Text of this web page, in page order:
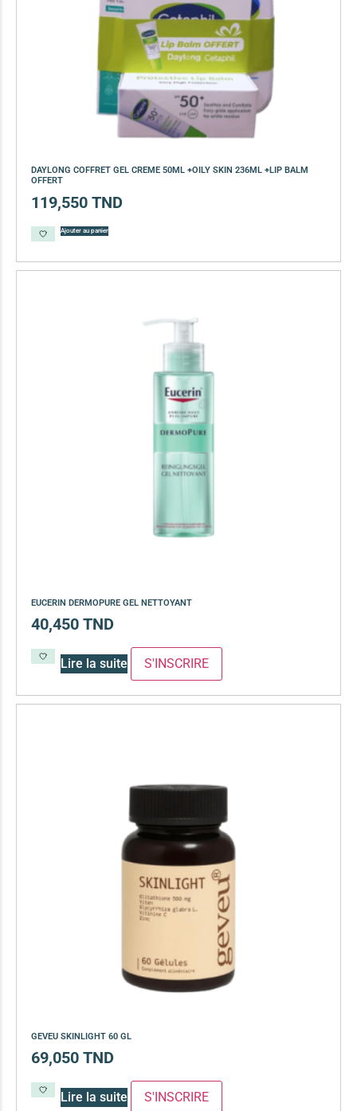
DAYLONG COFFRET GEL CREME 50ML +OILY SKIN 236ML +LIP BALM
OFFERT
119,550 TND
Ajouter au panier
EUCERIN DERMOPURE GEL NETTOYANT
40,450 TND
Lire la suite
GEVEU SKINLIGHT 60 GL
69,050 TND
Lire la suite